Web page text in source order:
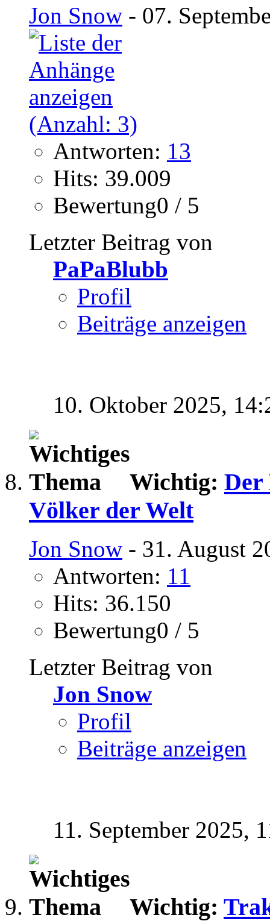
Jon Snow - 07.
Antworten: 13
Hits: 39.009
Bewertung0 / 5
Letzter Beitrag von
PaPaBlubb
Profil
Beiträge anzeigen
10. Oktober 2025,
Wichtig: Der
Völker der Welt
Jon Snow - 31. August
Antworten: 11
Hits: 36.150
Bewertung0 / 5
Letzter Beitrag von
Jon Snow
Profil
Beiträge anzeigen
11. September 2025,
Wichtig: